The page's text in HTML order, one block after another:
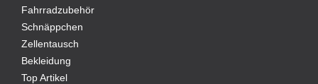
Fahrradzubehör
Schnäppchen
Zellentausch
Bekleidung
Top Artikel